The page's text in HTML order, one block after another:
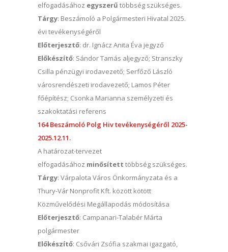
elfogadásához egyszerű többség szükséges.
Tárgy: Beszámoló a Polgármesteri Hivatal 2025.
évi tevékenységéről
Előterjesztő: dr. Ignácz Anita Éva jegyző
Előkészítő: Sándor Tamás aljegyző; Stranszky
Csilla pénzügyi irodavezető; Serfőző László
városrendészeti irodavezető; Lamos Péter
főépítész; Csonka Marianna személyzeti és
szakoktatási referens
164 Beszámoló Polg Hiv tevékenységéről 2025-
2025.12.11.
A határozat-tervezet
elfogadásához minősített többség szükséges.
Tárgy: Várpalota Város Önkormányzata és a
Thury-Vár Nonprofit Kft. között kötött
Közművelődési Megállapodás módosítása
Előterjesztő: Campanari-Talabér Márta
polgármester
Előkészítő: Csővári Zsófia szakmai igazgató,